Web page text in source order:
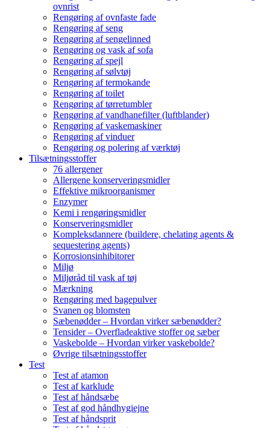
ovnrist
Rengøring af ovnfaste fade
Rengøring af seng
Rengøring af sengelinned
Rengøring og vask af sofa
Rengøring af spejl
Rengøring af sølvtøj
Rengøring af termokande
Rengøring af toilet
Rengøring af tørretumbler
Rengøring af vandhanefilter (luftblander)
Rengøring af vaskemaskiner
Rengøring af vinduer
Rengøring og polering af værktøj
Tilsætningsstoffer
76 allergener
Allergene konserveringsmidler
Effektive mikroorganismer
Enzymer
Kemi i rengøringsmidler
Konserveringsmidler
Kompleksdannere (buildere, chelating agents &
sequestering agents)
Korrosionsinhibitorer
Miljø
Miljøråd til vask af tøj
Mærkning
Rengøring med bagepulver
Svanen og blomsten
Sæbenødder – Hvordan virker sæbenødder?
Tensider – Overfladeaktive stoffer og sæber
Vaskebolde – Hvordan virker vaskebolde?
Øvrige tilsætningsstoffer
Test
Test af atamon
Test af karklude
Test af håndsæbe
Test af god håndhygiejne
Test af håndsprit